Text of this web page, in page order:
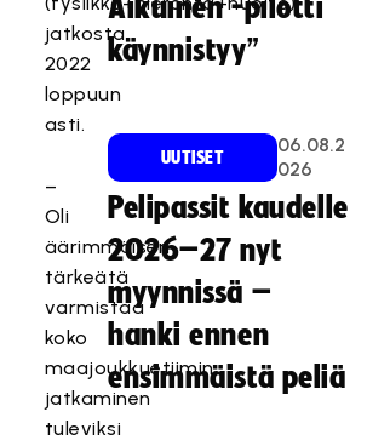
jatkosta
2022
loppuun
asti.
–
Oli
äärimmäisen
tärkeätä
varmistaa
koko
maajoukkuetiimin
jatkaminen
tuleviksi
Aikuinen -pilotti
käynnistyy”
UUTISET
06.08.2
026
Pelipassit kaudelle
2026–27 nyt
myynnissä –
hanki ennen
ensimmäistä peliä